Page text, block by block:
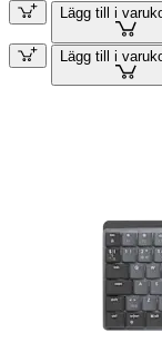
Lägg till i
Lägg till i